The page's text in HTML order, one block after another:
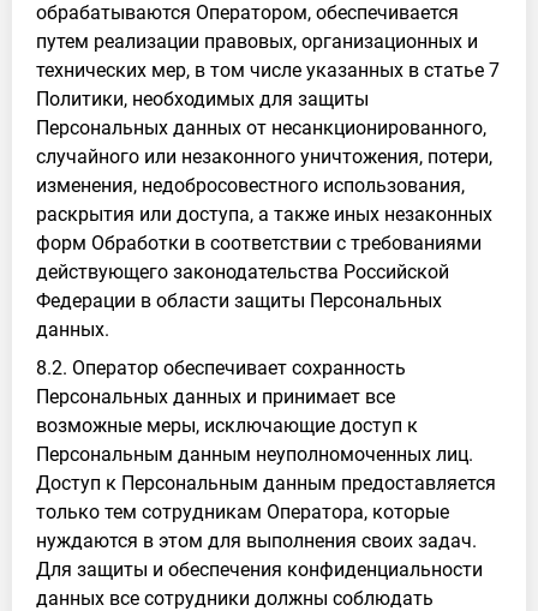
обрабатываются Оператором, обеспечивается
путем реализации правовых, организационных и
технических мер, в том числе указанных в статье 7
Политики, необходимых для защиты
Персональных данных от несанкционированного,
случайного или незаконного уничтожения, потери,
изменения, недобросовестного использования,
раскрытия или доступа, а также иных незаконных
форм Обработки в соответствии с требованиями
действующего законодательства Российской
Федерации в области защиты Персональных
данных.
8.2. Оператор обеспечивает сохранность
Персональных данных и принимает все
возможные меры, исключающие доступ к
Персональным данным неуполномоченных лиц.
Доступ к Персональным данным предоставляется
только тем сотрудникам Оператора, которые
нуждаются в этом для выполнения своих задач.
Для защиты и обеспечения конфиденциальности
данных все сотрудники должны соблюдать